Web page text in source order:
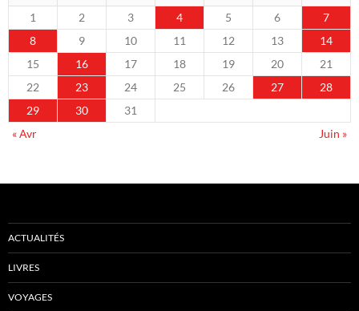
1
2 3 4 5 6
7
8
9 10 11 12 13
14
15
16 17 18 19 20
21
22
23 24 25 26 27
28
29
30
31
« Avr
Juin »
ACTUALITÉS
LIVRES
VOYAGES